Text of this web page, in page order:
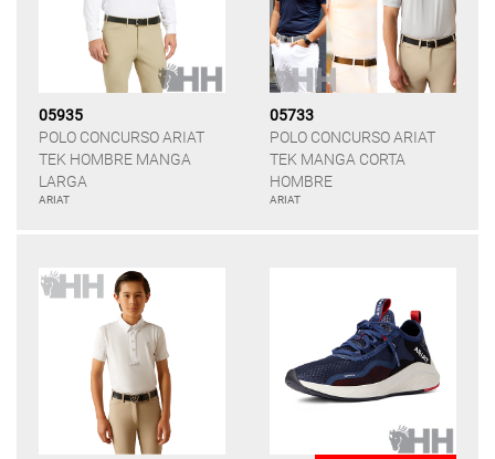
05935
POLO CONCURSO ARIAT
TEK HOMBRE MANGA
LARGA
ARIAT
05733
POLO CONCURSO ARIAT
TEK MANGA CORTA
HOMBRE
ARIAT